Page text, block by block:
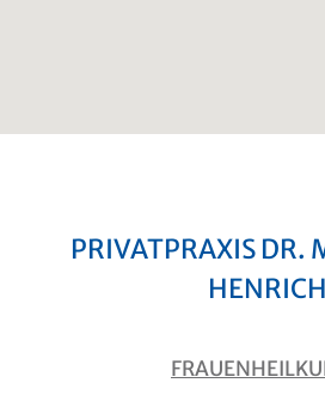
PRIVATPRAXIS DR.
HENRICH